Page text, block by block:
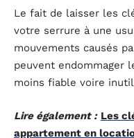
Le fait de laisser les
votre serrure à une
mouvements causés
peuvent endommager
moins fiable voire
Lire également : Les
appartement en